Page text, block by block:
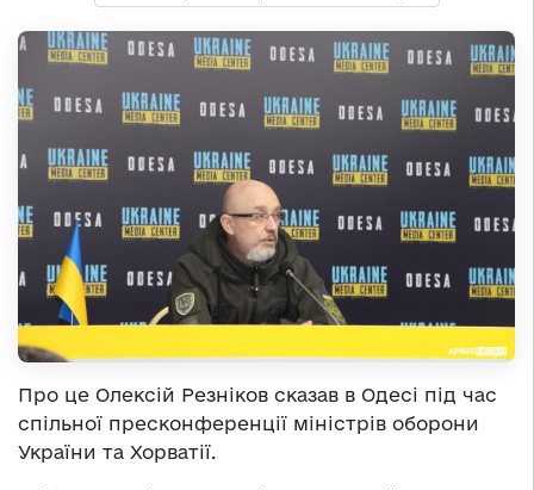
Про це Олексій Резніков сказав в Одесі під час
спільної пресконференції міністрів оборони
України та Хорватії.